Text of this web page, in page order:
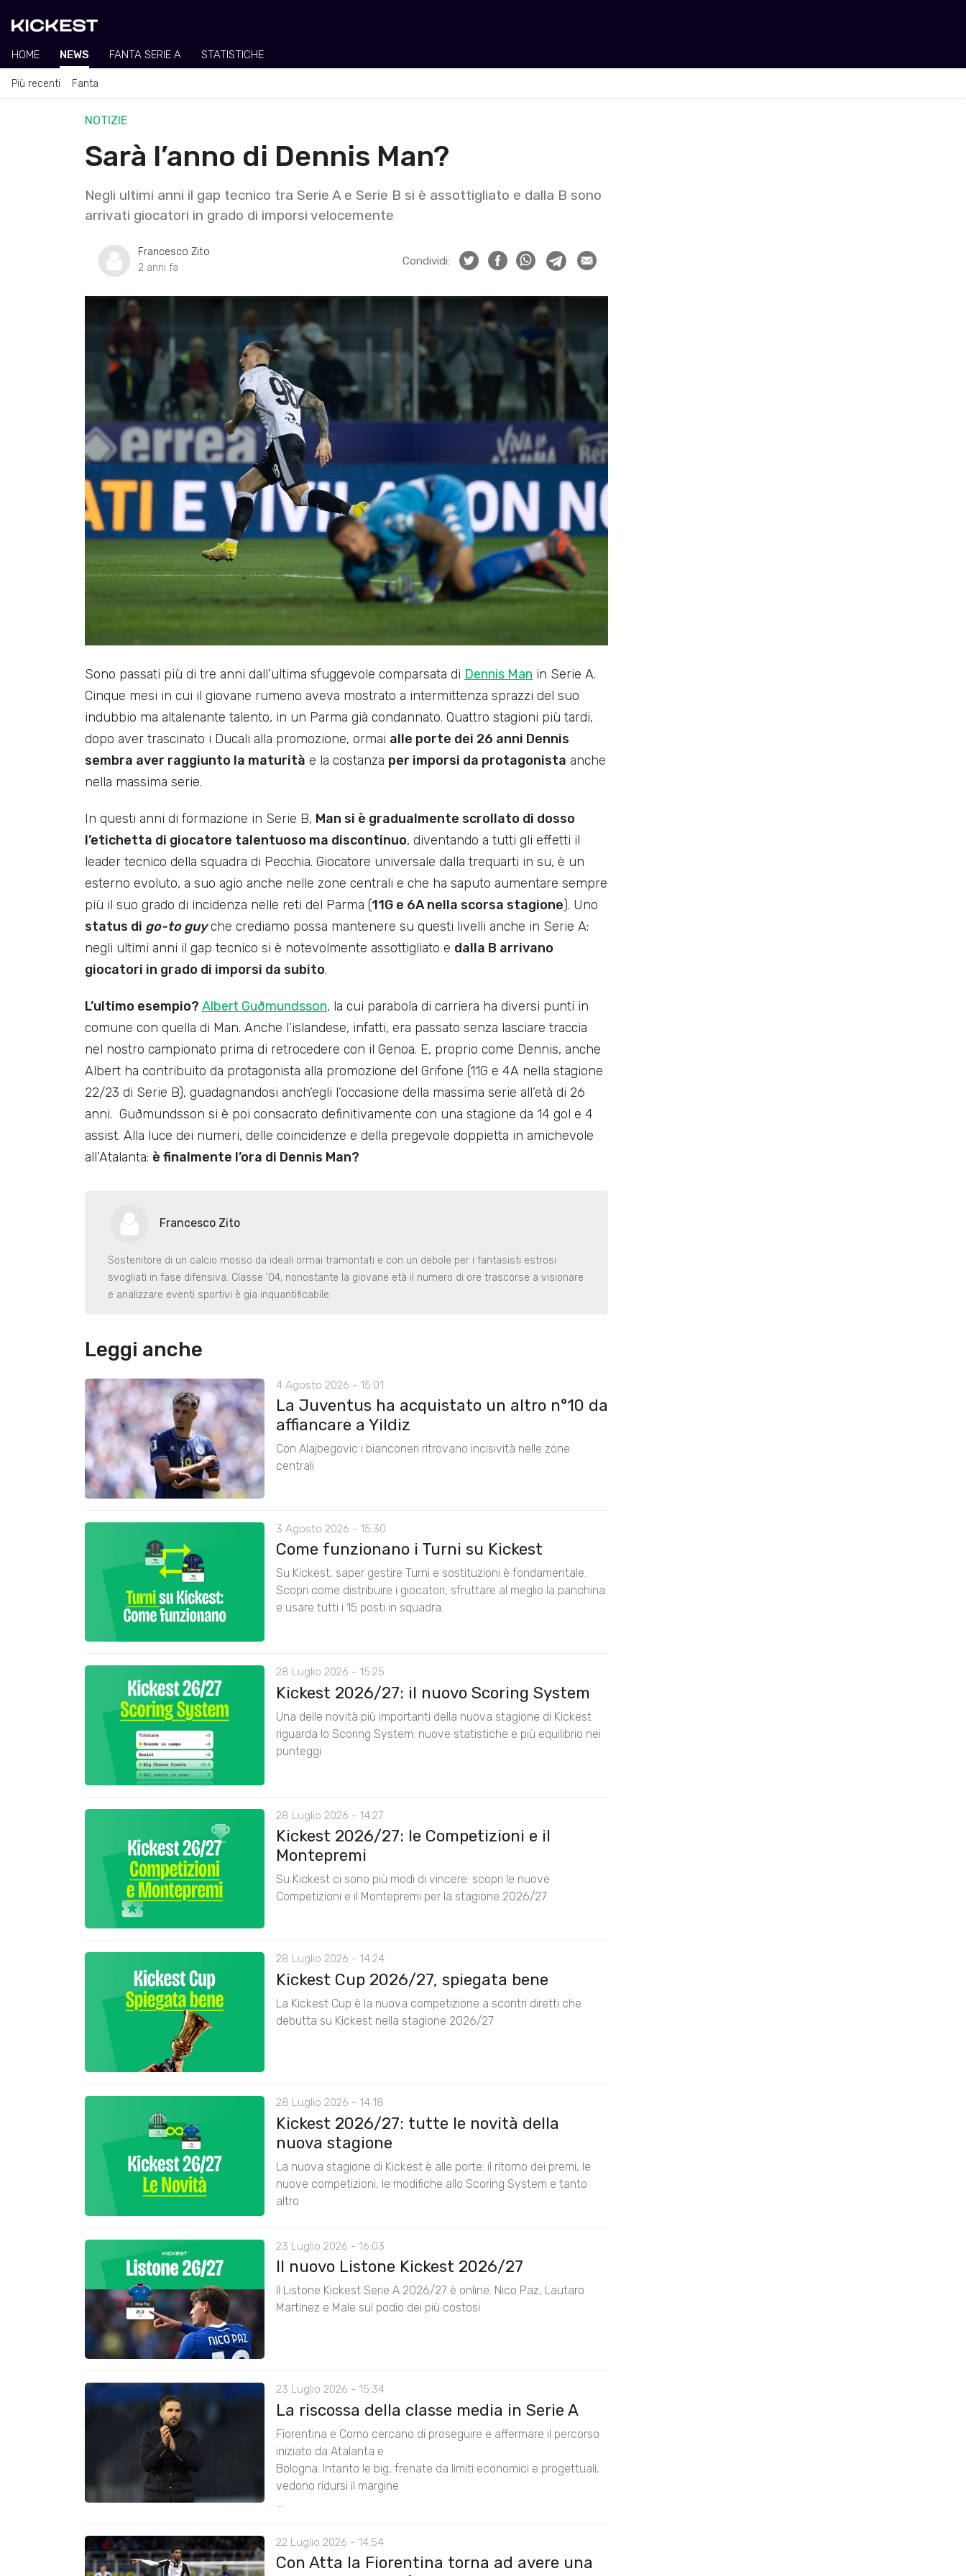
HOME NEWS FANTA SERIE A STATISTICHE
Più recenti Fanta
NOTIZIE
Sarà l’anno di Dennis Man?
Negli ultimi anni il gap tecnico tra Serie A e Serie B si è assottigliato e dalla B sono
arrivati giocatori in grado di imporsi velocemente
Francesco Zito
2 anni fa
Condividi:
Sono passati più di tre anni dall’ultima sfuggevole comparsata di Dennis Man in Serie A.
Cinque mesi in cui il giovane rumeno aveva mostrato a intermittenza sprazzi del suo
indubbio ma altalenante talento, in un Parma già condannato. Quattro stagioni più tardi,
dopo aver trascinato i Ducali alla promozione, ormai alle porte dei 26 anni Dennis
sembra aver raggiunto la maturità e la costanza per imporsi da protagonista anche
nella massima serie.
In questi anni di formazione in Serie B, Man si è gradualmente scrollato di dosso
l’etichetta di giocatore talentuoso ma discontinuo, diventando a tutti gli effetti il
leader tecnico della squadra di Pecchia. Giocatore universale dalla trequarti in su, è un
esterno evoluto, a suo agio anche nelle zone centrali e che ha saputo aumentare sempre
più il suo grado di incidenza nelle reti del Parma (11G e 6A nella scorsa stagione). Uno
status di go-to guyche crediamo possa mantenere su questi livelli anche in Serie A:
negli ultimi anni il gap tecnico si è notevolmente assottigliato e dalla B arrivano
giocatori in grado di imporsi da subito.
L’ultimo esempio? Albert Guðmundsson, la cui parabola di carriera ha diversi punti in
comune con quella di Man. Anche l’islandese, infatti, era passato senza lasciare traccia
nel nostro campionato prima di retrocedere con il Genoa. E, proprio come Dennis, anche
Albert ha contribuito da protagonista alla promozione del Grifone (11G e 4A nella stagione
22/23 di Serie B), guadagnandosi anch’egli l’occasione della massima serie all’età di 26
anni. Guðmundsson si è poi consacrato definitivamente con una stagione da 14 gol e 4
assist. Alla luce dei numeri, delle coincidenze e della pregevole doppietta in amichevole
all’Atalanta: è finalmente l’ora di Dennis Man?
Francesco Zito
Sostenitore di un calcio mosso da ideali ormai tramontati e con un debole per i fantasisti estrosi
svogliati in fase difensiva. Classe '04, nonostante la giovane età il numero di ore trascorse a visionare
e analizzare eventi sportivi è gia inquantificabile.
Leggi anche
4 Agosto 2026 - 15:01
La Juventus ha acquistato un altro n°10 da
affiancare a Yildiz
Con Alajbegovic i bianconeri ritrovano incisività nelle zone
centrali
3 Agosto 2026 - 15:30
Come funzionano i Turni su Kickest
Su Kickest, saper gestire Turni e sostituzioni è fondamentale.
Scopri come distribuire i giocatori, sfruttare al meglio la panchina
e usare tutti i 15 posti in squadra.
28 Luglio 2026 - 15:25
Kickest 2026/27: il nuovo Scoring System
Una delle novità più importanti della nuova stagione di Kickest
riguarda lo Scoring System: nuove statistiche e più equilibrio nei
punteggi
28 Luglio 2026 - 14:27
Kickest 2026/27: le Competizioni e il
Montepremi
Su Kickest ci sono più modi di vincere: scopri le nuove
Competizioni e il Montepremi per la stagione 2026/27
28 Luglio 2026 - 14:24
Kickest Cup 2026/27, spiegata bene
La Kickest Cup è la nuova competizione a scontri diretti che
debutta su Kickest nella stagione 2026/27
28 Luglio 2026 - 14:18
Kickest 2026/27: tutte le novità della
nuova stagione
La nuova stagione di Kickest è alle porte: il ritorno dei premi, le
nuove competizioni, le modifiche allo Scoring System e tanto
altro
23 Luglio 2026 - 16:03
Il nuovo Listone Kickest 2026/27
Il Listone Kickest Serie A 2026/27 è online. Nico Paz, Lautaro
Martinez e Male sul podio dei più costosi
23 Luglio 2026 - 15:34
La riscossa della classe media in Serie A
Fiorentina e Como cercano di proseguire e affermare il percorso
iniziato da Atalanta e
Bologna. Intanto le big, frenate da limiti economici e progettuali,
vedono ridursi il margine
...
22 Luglio 2026 - 14:54
Con Atta la Fiorentina torna ad avere una